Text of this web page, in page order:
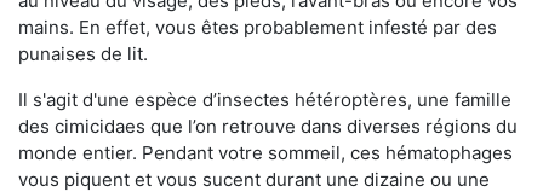
mains. En effet, vous êtes probablement infesté par des
punaises de lit.
Il s'agit d'une espèce d’insectes hétéroptères, une famille
des cimicidaes que l’on retrouve dans diverses régions du
monde entier. Pendant votre sommeil, ces hématophages
vous piquent et vous sucent durant une dizaine ou une